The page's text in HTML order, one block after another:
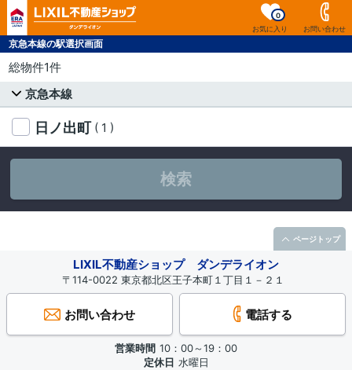
お気に入り
0
お問い合わせ
京急本線の駅選択画面
総物件1件
京急本線
日ノ出町 ( 1 )
検索
LIXIL不動産ショップ ダンデライオン
〒114-0022 東京都北区王子本町１丁目１－２１
お問い合わせ 電話する
営業時間 10：00～19：00
定休日 水曜日
ページトップ